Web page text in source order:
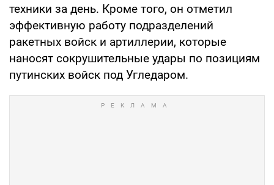
техники за день. Кроме того, он отметил
эффективную работу подразделений
ракетных войск и артиллерии, которые
наносят сокрушительные удары по позициям
путинских войск под Угледаром.